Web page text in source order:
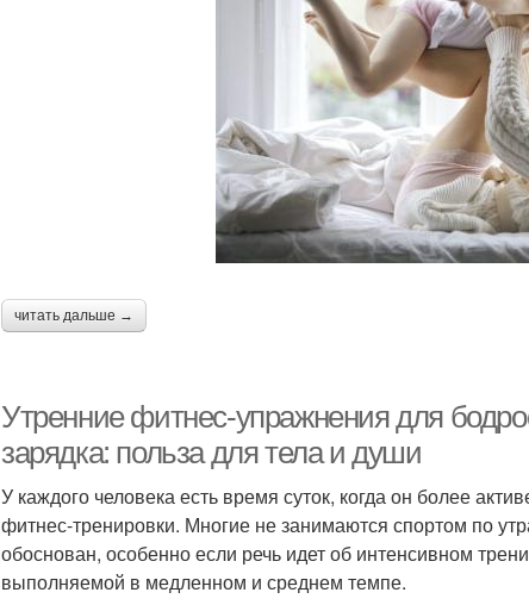
читать дальше →
Утренние фитнес-упражнения для
зарядка: польза для тела и души
У каждого человека есть время суток, когда он более
фитнес-тренировки. Многие не занимаются спортом по
обоснован, особенно если речь идет об интенсивном
выполняемой в медленном и среднем темпе.